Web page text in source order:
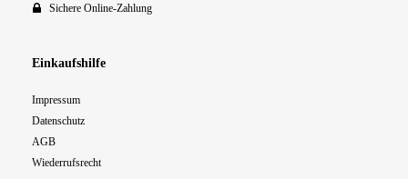
Sichere Online-Zahlung
Einkaufshilfe
Impressum
Datenschutz
AGB
Wiederrufsrecht